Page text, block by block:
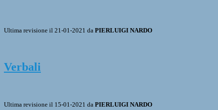
Ultima revisione il 21-01-2021 da PIERLUIGI NARDO
Verbali
Ultima revisione il 15-01-2021 da PIERLUIGI NARDO